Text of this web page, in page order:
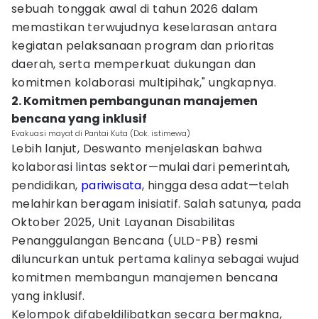
sebuah tonggak awal di tahun 2026 dalam
memastikan terwujudnya keselarasan antara
kegiatan pelaksanaan program dan prioritas
daerah, serta memperkuat dukungan dan
komitmen kolaborasi multipihak," ungkapnya.
2. Komitmen pembangunan manajemen
bencana yang inklusif
Evakuasi mayat di Pantai Kuta (Dok. istimewa)
Lebih lanjut, Deswanto menjelaskan bahwa
kolaborasi lintas sektor—mulai dari pemerintah,
pendidikan, pariwisata, hingga desa adat—telah
melahirkan beragam inisiatif. Salah satunya, pada
Oktober 2025, Unit Layanan Disabilitas
Penanggulangan Bencana (ULD-PB) resmi
diluncurkan untuk pertama kalinya sebagai wujud
komitmen membangun manajemen bencana
yang inklusif.
Kelompok difabeldilibatkan secara bermakna,